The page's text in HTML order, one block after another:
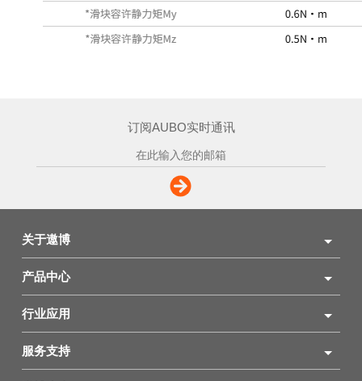
订阅AUBO实时通讯
关于遨博
产品中心
行业应用
服务支持